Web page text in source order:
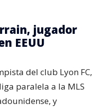
jugador
EEUU
del club Lyon FC,
paralela a la MLS
y